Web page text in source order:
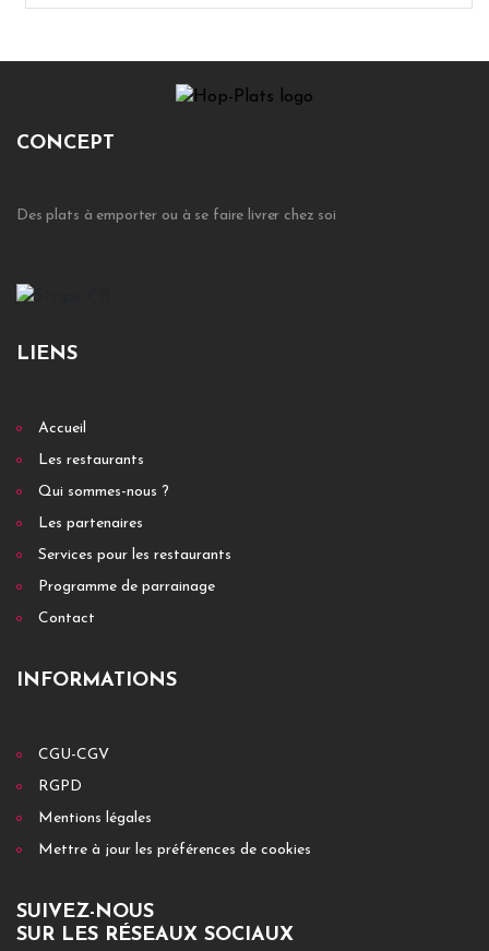
CONCEPT
Des plats à emporter ou à se faire livrer chez soi
LIENS
Accueil
Les restaurants
Qui sommes-nous ?
Les partenaires
Services pour les restaurants
Programme de parrainage
Contact
INFORMATIONS
CGU-CGV
RGPD
Mentions légales
Mettre à jour les préférences de cookies
SUIVEZ-NOUS
SUR LES RÉSEAUX SOCIAUX